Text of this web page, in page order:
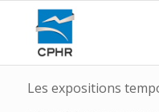
Les expositions